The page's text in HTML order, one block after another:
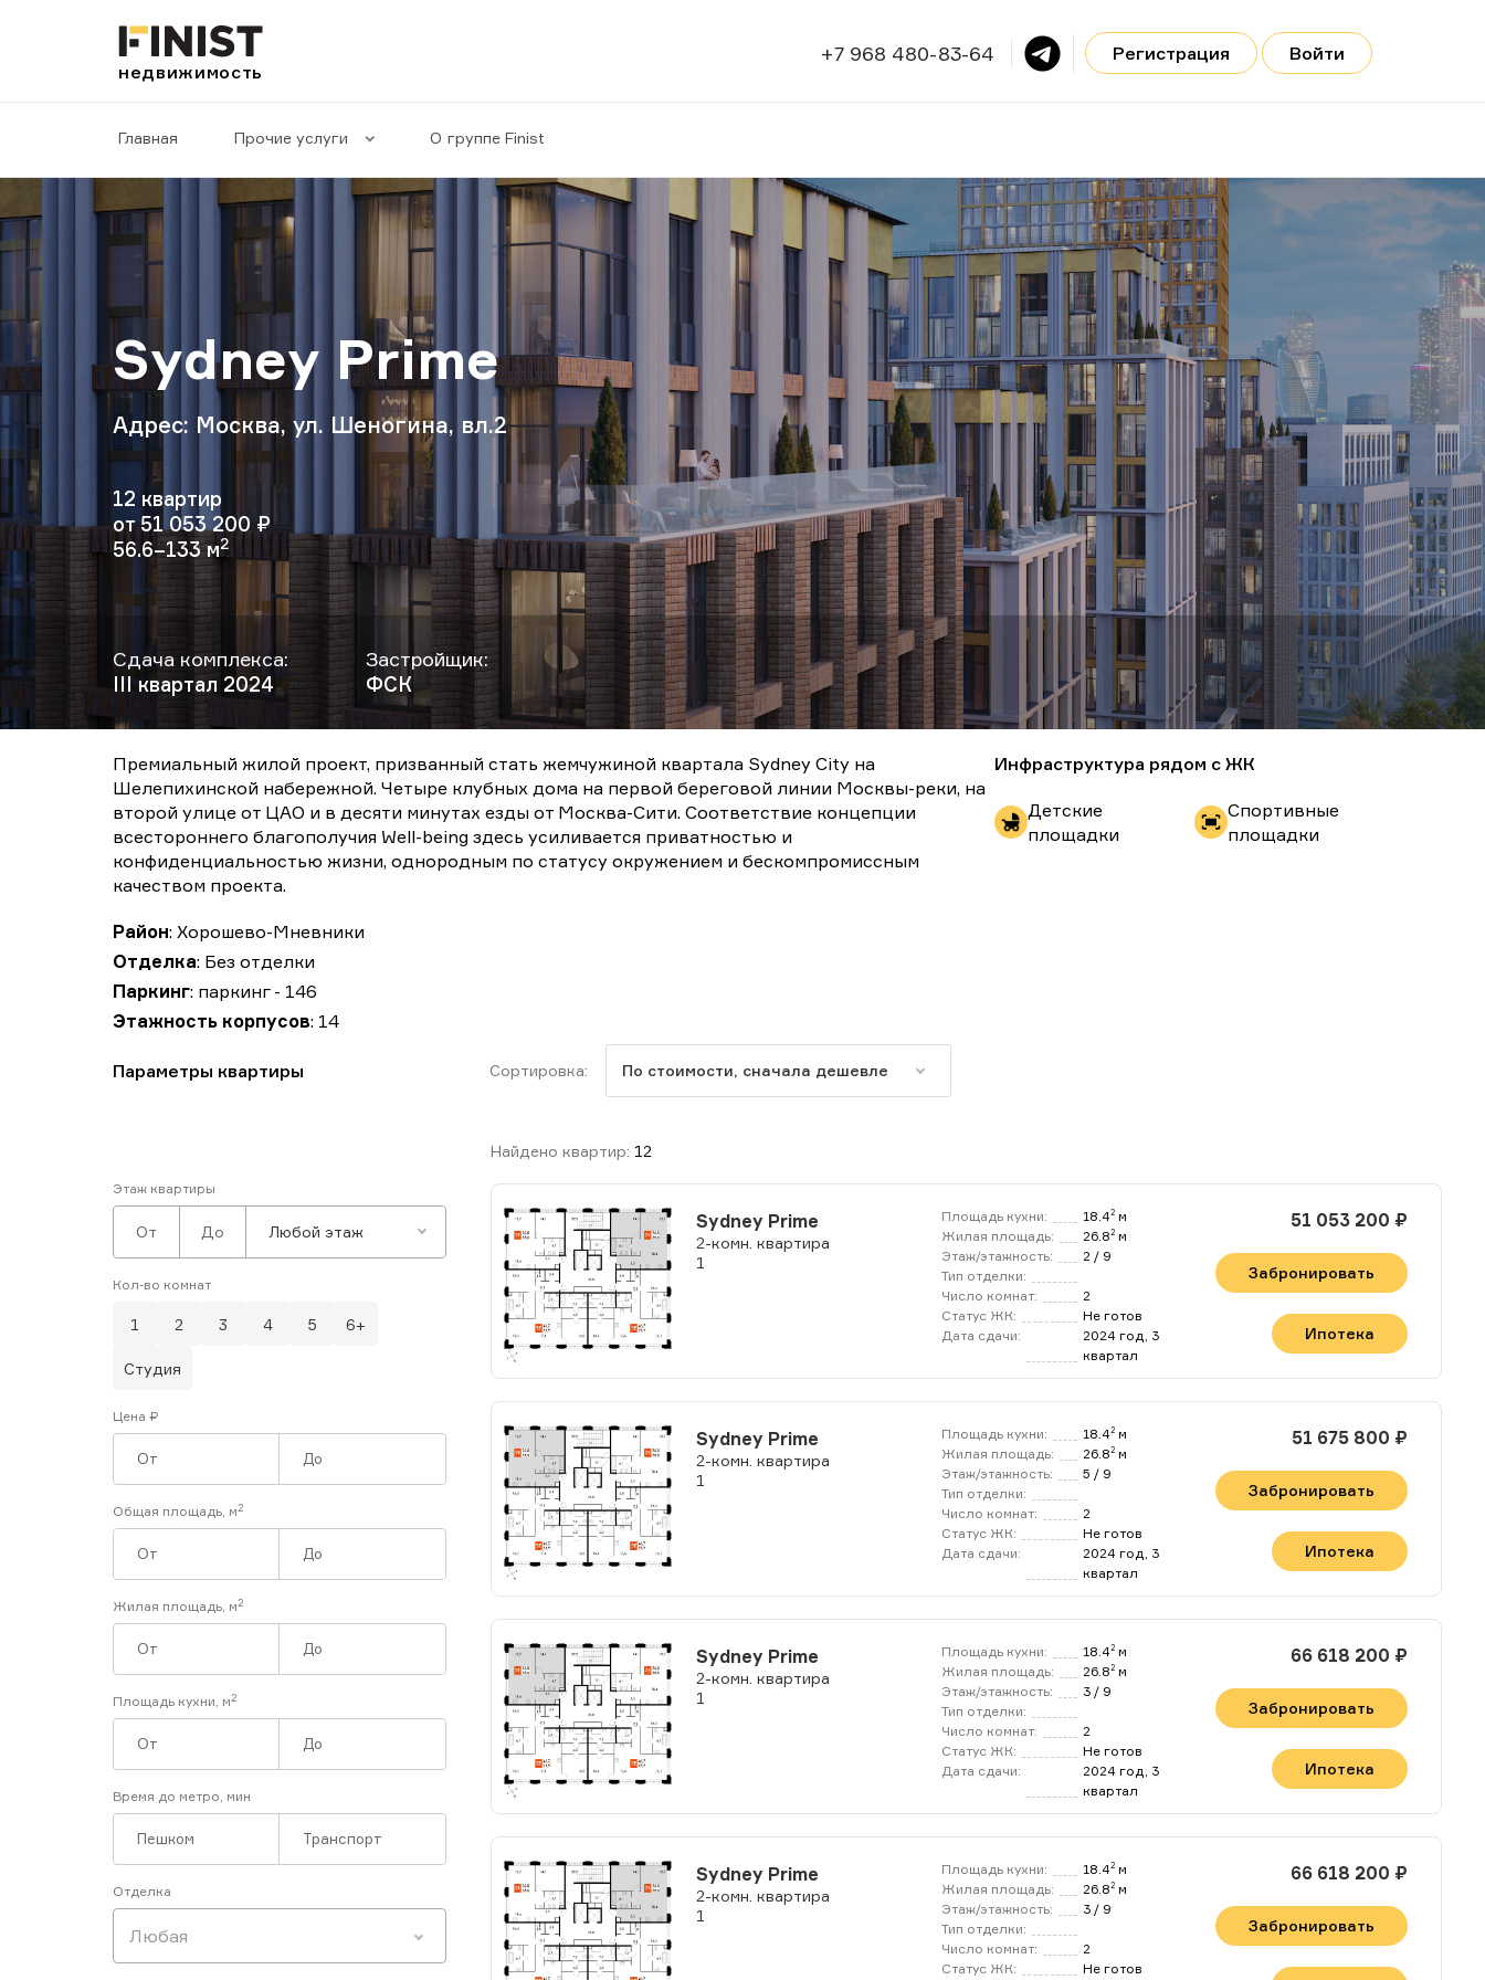
недвижимость
+7 968 480-83-64 Регистрация Войти
Главная Прочие услуги О группе Finist
Sydney Prime
Адрес: Москва, ул. Шеногина, вл.2
12 квартир
от 51 053 200 ₽
56.6–133 м2
Сдача комплекса:
III квартал 2024
Застройщик:
ФСК
Премиальный жилой проект, призванный стать жемчужиной квартала Sydney City на
Шелепихинской набережной. Четыре клубных дома на первой береговой линии Москвы-реки, на
второй улице от ЦАО и в десяти минутах езды от Москва-Сити. Соответствие концепции
всестороннего благополучия Well-being здесь усиливается приватностью и
конфиденциальностью жизни, однородным по статусу окружением и бескомпромиссным
качеством проекта.
Район: Хорошево-Мневники
Отделка: Без отделки
Паркинг: паркинг - 146
Этажность корпусов: 14
Инфраструктура рядом с ЖК
Детские
площадки
Спортивные
площадки
Параметры квартиры Сортировка: По стоимости, сначала дешевле
Этаж квартиры
Любой этаж
Кол-во комнат
1 2 3 4 5 6+
Студия
Цена ₽
Общая площадь, м2
Жилая площадь, м2
Площадь кухни, м2
Время до метро, мин
Отделка
Любая
Найдено квартир: 12
Sydney Prime
2-комн. квартира
1
Площадь кухни: 18.42 м
Жилая площадь:
26.82 м
Этаж/этажность:
2 / 9
Тип отделки:
Число комнат:
2
Статус ЖК:
Не готов
Дата сдачи:
2024 год, 3
квартал
51 053 200 ₽
Забронировать
Ипотека
Sydney Prime
2-комн. квартира
1
Площадь кухни: 18.42 м
Жилая площадь:
26.82 м
Этаж/этажность:
5 / 9
Тип отделки:
Число комнат:
2
Статус ЖК:
Не готов
Дата сдачи:
2024 год, 3
квартал
51 675 800 ₽
Забронировать
Ипотека
Sydney Prime
2-комн. квартира
1
Площадь кухни: 18.42 м
Жилая площадь:
26.82 м
Этаж/этажность:
3 / 9
Тип отделки:
Число комнат:
2
Статус ЖК:
Не готов
Дата сдачи:
2024 год, 3
квартал
66 618 200 ₽
Забронировать
Ипотека
Sydney Prime
2-комн. квартира
1
Площадь кухни: 18.42 м
Жилая площадь:
26.82 м
Этаж/этажность:
3 / 9
Тип отделки:
Число комнат:
2
Статус ЖК:
Не готов
66 618 200 ₽
Забронировать
Главная
+7 968 480-83-64
Проконсультироваться с нашим
специалистом
Для удобства работы наших партнеров с клиентами находящимися в других городах ,в ближайшее время мы